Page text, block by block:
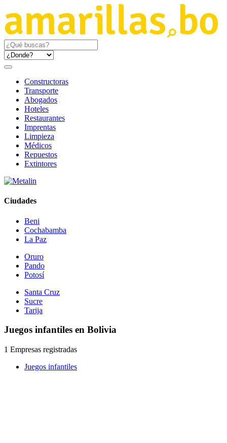
Constructoras
Transporte
Abogados
Hoteles
Restaurantes
Imprentas
Limpieza
Médicos
Repuestos
Extintores
Ciudades
Beni
Cochabamba
La Paz
Oruro
Pando
Potosí
Santa Cruz
Sucre
Tarija
Juegos infantiles en Bolivia
1 Empresas registradas
Juegos infantiles